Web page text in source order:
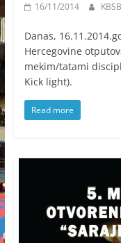
16/11/2014
Danas,
Hercegovine
mekim/tatami
Kick light).
Read more